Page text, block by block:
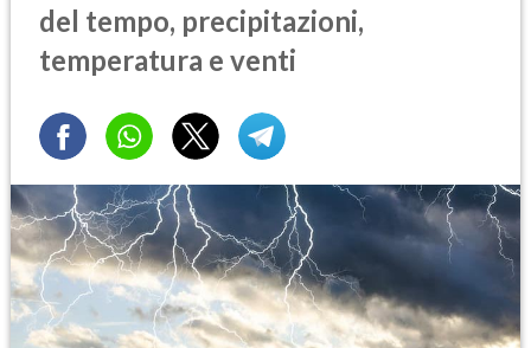
del tempo, precipitazioni,
temperatura e venti